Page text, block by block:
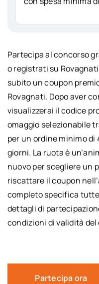
Partecipa al concorso
o registrati su
subito un coupon
Rovagnati. Dopo aver
visualizzerai il codice
omaggio selezionabile
per un ordine minimo
giorni. La ruota è
nuovo per scegliere un
riscattare il coupon
completo specifica
dettagli di
condizioni di validità del
Partecipa ora